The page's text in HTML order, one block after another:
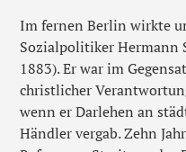
Im fernen Berlin wirkte
Sozialpolitiker Hermann
1883). Er war im
christlicher
wenn er Darlehen an
Händler vergab. Zehn